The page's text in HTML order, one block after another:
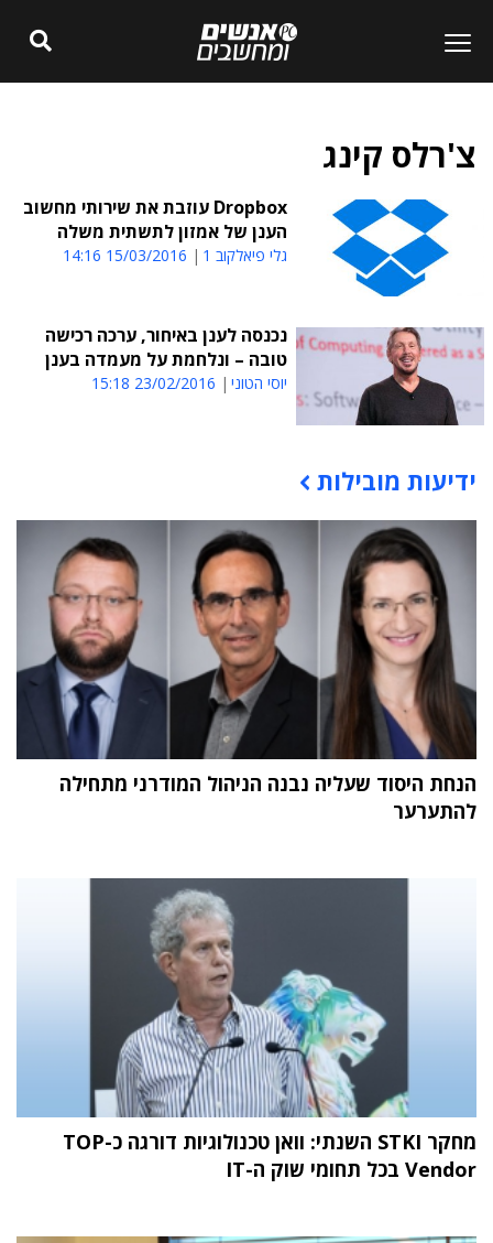
צ'רלס קינג
Dropbox עוזבת את שירותי מחשוב
הענן של אמזון לתשתית משלה
גלי פיאלקוב 1 15/03/2016 14:16
נכנסה לענן באיחור, ערכה רכישה
טובה – ונלחמת על מעמדה בענן
יוסי הטוני 23/02/2016 15:18
תוכן פרסומי
ידיעות מובילות
הנחת היסוד שעליה נבנה הניהול המודרני מתחילה
להתערער
מחקר STKI השנתי: וואן טכנולוגיות דורגה כ-TOP
Vendor בכל תחומי שוק ה-IT